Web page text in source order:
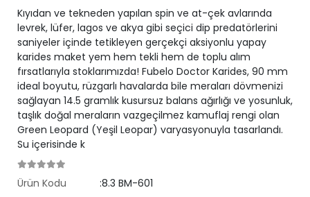
Kıyıdan ve tekneden yapılan spin ve at-çek avlarında
levrek, lüfer, lagos ve akya gibi seçici dip predatörlerini
saniyeler içinde tetikleyen gerçekçi aksiyonlu yapay
karides maket yem hem tekli hem de toplu alım
fırsatlarıyla stoklarımızda! Fubelo Doctor Karides, 90 mm
ideal boyutu, rüzgarlı havalarda bile meraları dövmenizi
sağlayan 14.5 gramlık kusursuz balans ağırlığı ve yosunluk,
taşlık doğal meraların vazgeçilmez kamuflaj rengi olan
Green Leopard (Yeşil Leopar) varyasyonuyla tasarlandı.
Su içerisinde k
Ürün Kodu
:8.3 BM-601